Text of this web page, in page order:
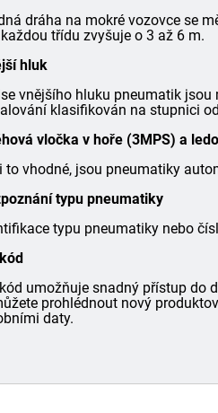
dráha na mokré vozovce se
třídu zvyšuje o 3 až 6 m.
hluk
vnějšího hluku pneumatik
klasifikován na stupnici
vločka v hoře (3MPS) a
to vhodné, jsou pneumatiky
typu pneumatiky
typu pneumatiky nebo
umožňuje snadný přístup do
prohlédnout nový
daty.